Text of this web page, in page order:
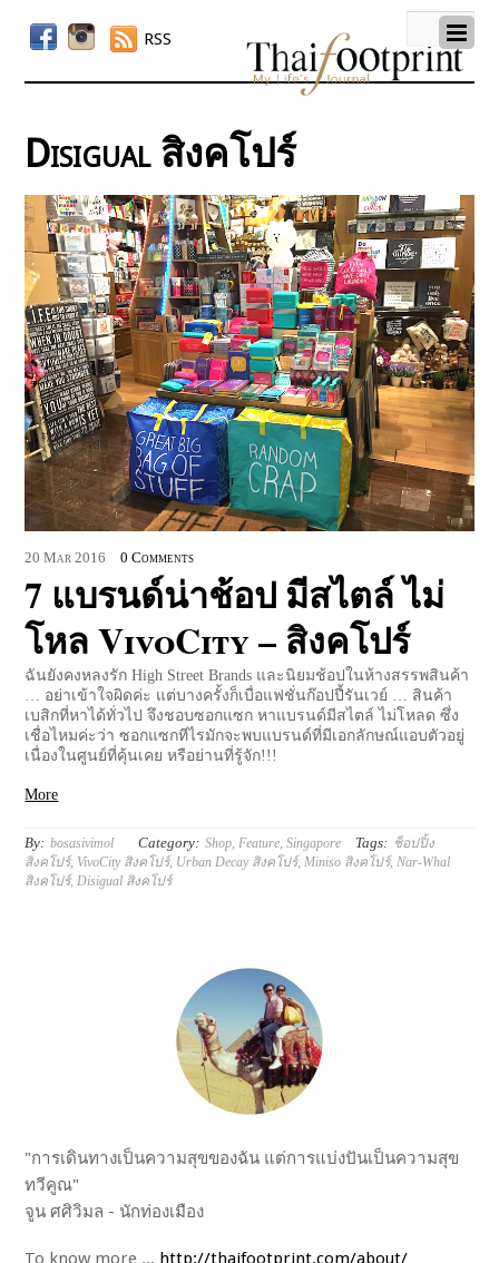
RSS
Disigual สิงคโปร์
20 Mar 2016 0 Comments
7 แบรนด์น่าช้อป มีสไตล์ ไม่
โหล VivoCity – สิงคโปร์
ฉันยังคงหลงรัก High Street Brands และนิยมช้อปในห้างสรรพสินค้า
… อย่าเข้าใจผิดค่ะ แต่บางครั้งก็เบื่อแฟชั่นก๊อปปี้รันเวย์ … สินค้า
เบสิกที่หาได้ทั่วไป จึงชอบซอกแซก หาแบรนด์มีสไตล์ ไม่โหลด ซึ่ง
เชื่อไหมค่ะว่า ซอกแซกทีไรมักจะพบแบรนด์ที่มีเอกลักษณ์แอบตัวอยู่
เนื่องในศูนย์ที่คุ้นเคย หรือย่านที่รู้จัก!!!
More
By: bosasivimol Category: Shop Feature ,Singapore Tags: ช็อปปิ้ง
สิงคโปร์, VivoCity สิงคโปร์, Urban Decay สิงคโปร์, Miniso สิงคโปร์, Nar-Whal
สิงคโปร์, Disigual สิงคโปร์
"การเดินทางเป็นความสุขของฉัน แต่การแบ่งปันเป็นความสุข
ทวีคูณ"
จูน ศศิวิมล - นักท่องเมือง
To know more ... http://thaifootprint.com/about/